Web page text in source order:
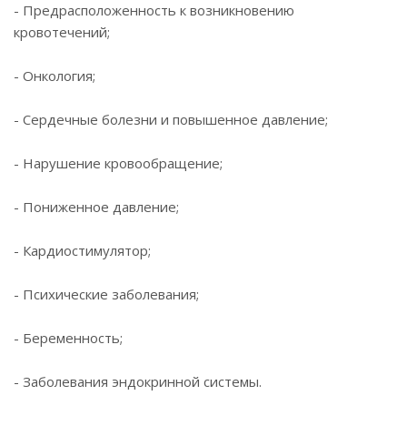
- Предрасположенность к возникновению
кровотечений;
- Онкология;
- Сердечные болезни и повышенное давление;
- Нарушение кровообращение;
- Пониженное давление;
- Кардиостимулятор;
- Психические заболевания;
- Беременность;
- Заболевания эндокринной системы.